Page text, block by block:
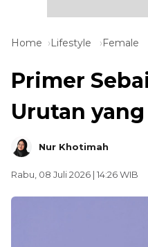
Home Lifestyle Female
Primer
Urutan
Nur Khotimah
Rabu, 08 Juli 2026 | 14:26 WIB